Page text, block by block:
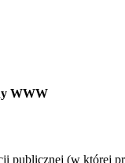
WWW
publicznej (w której